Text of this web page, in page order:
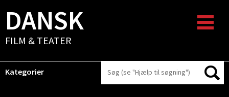
DANSK
FILM & TEATER
Kategorier